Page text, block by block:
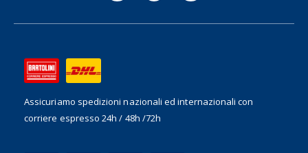
Assicuriamo spedizioni nazionali ed internazionalicon
corriere espresso 24h / 48h /72h